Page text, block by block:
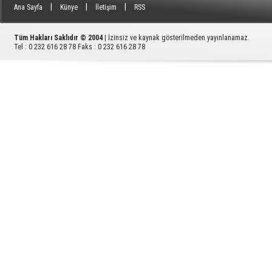
Ana Sayfa Künye İletişim RSS
Tüm Hakları Saklıdır © 2004| İzinsiz ve kaynak gösterilmeden yayınlanamaz.
Tel : 0 232 616 28 78 Faks : 0 232 616 28 78